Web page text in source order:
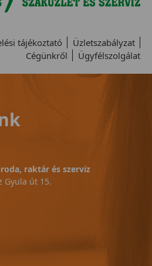
tájékoztató
Üzletszabályzat
Cégünkről
Ügyfélszolgálat
raktár és szerviz
Gyula út 15.